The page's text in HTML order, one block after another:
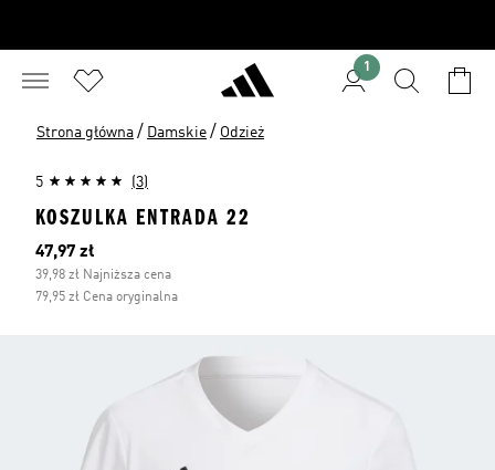
1
Strona główna / Damskie / Odzież
5 (3)
KOSZULKA ENTRADA 22
Bieżąca cena
47,97 zł
39,98 zł Najniższa cena
79,95 zł Cena oryginalna